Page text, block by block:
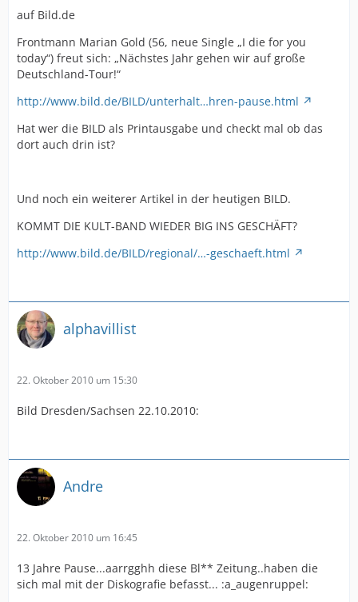
auf Bild.de
Frontmann Marian Gold (56, neue Single „I die for you
today“) freut sich: „Nächstes Jahr gehen wir auf große
Deutschland-Tour!“
http://www.bild.de/BILD/unterhalt…hren-pause.html
Hat wer die BILD als Printausgabe und checkt mal ob das
dort auch drin ist?
Und noch ein weiterer Artikel in der heutigen BILD.
KOMMT DIE KULT-BAND WIEDER BIG INS GESCHÄFT?
http://www.bild.de/BILD/regional/…-geschaeft.html
alphavillist
22. Oktober 2010 um 15:30
Bild Dresden/Sachsen 22.10.2010:
Andre
22. Oktober 2010 um 16:45
13 Jahre Pause...aarrgghh diese Bl** Zeitung..haben die
sich mal mit der Diskografie befasst... :a_augenruppel: